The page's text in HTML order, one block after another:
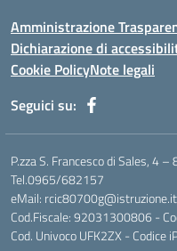
Amministrazione
Dichiarazione di
Cookie PolicyNote legali
Seguici su:
P.zza S. Francesco di Sales, 4
Tel.0965/682157
eMail:
Cod.Fiscale: 92031300806 -
Cod. Univoco UFK2ZX -